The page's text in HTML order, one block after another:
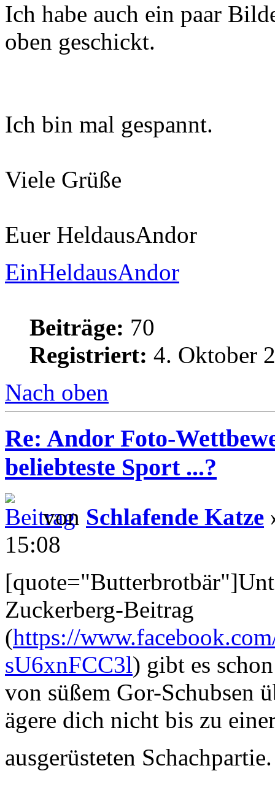
Ich habe auch ein paar
oben geschickt.
Ich bin mal gespannt.
Viele Grüße
Euer HeldausAndor
EinHeldausAndor
Beiträge: 70
Registriert: 4. Oktober
Nach oben
Re: Andor Foto-
beliebteste Sport ...?
von Schlafende Katze
15:08
Zuckerberg-Beitrag
(https://
sU6xnFCC3l) gibt es
von süßem Gor-Schubsen
ägere dich nicht bis zu
ausgerüsteten